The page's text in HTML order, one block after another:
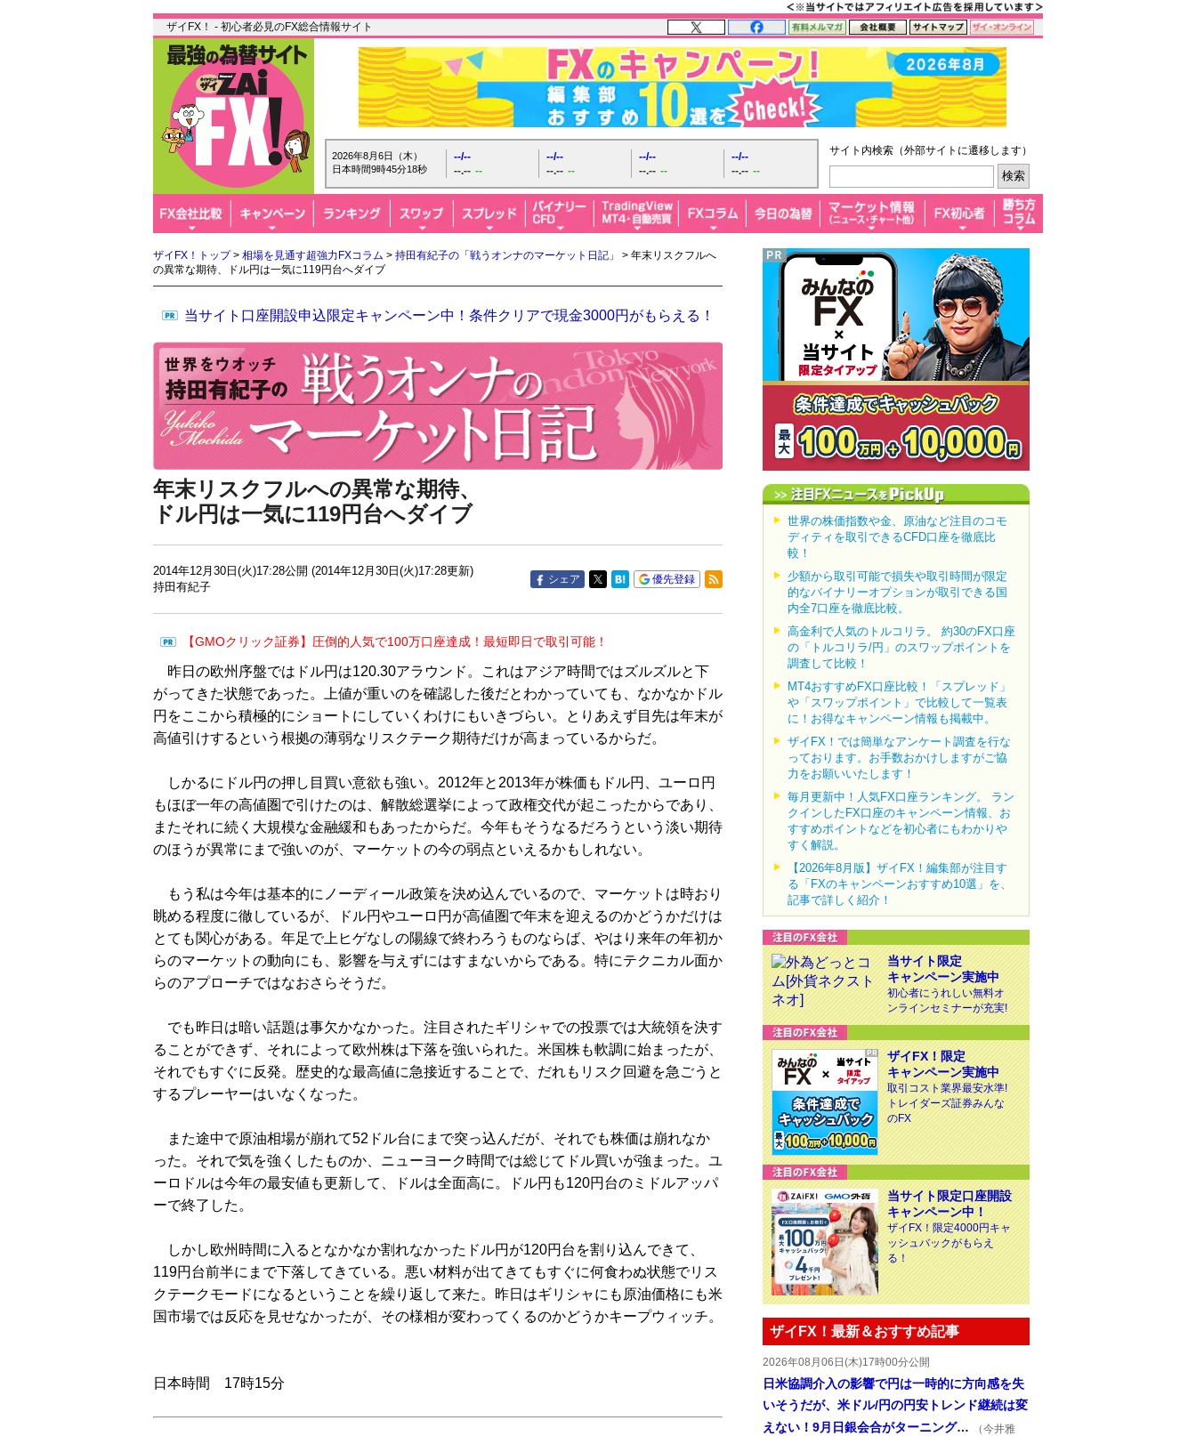
ザイFX！ - 初心者必見のFX総合情報サイト
2026年8月6日（木）
日本時間9時45分19秒
--/--
--.-- --
--/--
--.-- --
--/--
--.-- --
--/--
--.-- --
サイト内検索（外部サイトに遷移します）
ザイFX！トップ> 相場を見通す超強力FXコラム > 持田有紀子の「戦うオンナのマーケット日記」
> 年末リスクフルへ
の異常な期待、ドル円は一気に119円台へダイブ
当サイト口座開設申込限定キャンペーン中！条件クリアで現金3000円がもらえる！
年末リスクフルへの異常な期待、
ドル円は一気に119円台へダイブ
2014年12月30日(火)17:28公開 (2014年12月30日(火)17:28更新)
持田有紀子
シェア 優先登録
【GMOクリック証券】圧倒的人気で100万口座達成！最短即日で取引可能！
昨日の欧州序盤ではドル円は120.30アラウンド。これはアジア時間ではズルズルと下
がってきた状態であった。上値が重いのを確認した後だとわかっていても、なかなかドル
円をここから積極的にショートにしていくわけにもいきづらい。とりあえず目先は年末が
高値引けするという根拠の薄弱なリスクテーク期待だけが高まっているからだ。
しかるにドル円の押し目買い意欲も強い。2012年と2013年が株価もドル円、ユーロ円
もほぼ一年の高値圏で引けたのは、解散総選挙によって政権交代が起こったからであり、
またそれに続く大規模な金融緩和もあったからだ。今年もそうなるだろうという淡い期待
のほうが異常にまで強いのが、マーケットの今の弱点といえるかもしれない。
もう私は今年は基本的にノーディール政策を決め込んでいるので、マーケットは時おり
眺める程度に徹しているが、ドル円やユーロ円が高値圏で年末を迎えるのかどうかだけは
とても関心がある。年足で上ヒゲなしの陽線で終わろうものならば、やはり来年の年初か
らのマーケットの動向にも、影響を与えずにはすまないからである。特にテクニカル面か
らのアプローチではなおさらそうだ。
でも昨日は暗い話題は事欠かなかった。注目されたギリシャでの投票では大統領を決す
ることができず、それによって欧州株は下落を強いられた。米国株も軟調に始まったが、
それでもすぐに反発。歴史的な最高値に急接近することで、だれもリスク回避を急ごうと
するプレーヤーはいなくなった。
また途中で原油相場が崩れて52ドル台にまで突っ込んだが、それでも株価は崩れなか
った。それで気を強くしたものか、ニューヨーク時間では総じてドル買いが強まった。ユ
ーロドルは今年の最安値も更新して、ドルは全面高に。ドル円も120円台のミドルアッパ
ーで終了した。
しかし欧州時間に入るとなかなか割れなかったドル円が120円台を割り込んできて、
119円台前半にまで下落してきている。悪い材料が出てきてもすぐに何食わぬ状態でリス
クテークモードになるということを繰り返して来た。昨日はギリシャにも原油価格にも米
国市場では反応を見せなかったが、その様相が変わってくるのかどうかキープウィッチ。
日本時間 17時15分
世界の株価指数や金、原油など注目のコモ
ディティを取引できるCFD口座を徹底比
較！
少額から取引可能で損失や取引時間が限定
的なバイナリーオプションが取引できる国
内全7口座を徹底比較。
高金利で人気のトルコリラ。 約30のFX口座
の「トルコリラ/円」のスワップポイントを
調査して比較！
MT4おすすめFX口座比較！「スプレッド」
や「スワップポイント」で比較して一覧表
に！お得なキャンペーン情報も掲載中。
ザイFX！では簡単なアンケート調査を行な
っております。お手数おかけしますがご協
力をお願いいたします！
毎月更新中！人気FX口座ランキング。 ラン
クインしたFX口座のキャンペーン情報、お
すすめポイントなどを初心者にもわかりや
すく解説。
【2026年8月版】ザイFX！編集部が注目す
る「FXのキャンペーンおすすめ10選」を、
記事で詳しく紹介！
当サイト限定
キャンペーン実施中
初心者にうれしい無料オ
ンラインセミナーが充実!
ザイFX！限定
キャンペーン実施中
取引コスト業界最安水準!
トレイダーズ証券みんな
のFX
当サイト限定口座開設
キャンペーン中！
ザイFX！限定4000円キャ
ッシュバックがもらえ
る！
ザイFX！最新＆おすすめ記事
2026年08月06日(木)17時00分公開
日米協調介入の影響で円は一時的に方向感を失
いそうだが、米ドル/円の円安トレンド継続は変
えない！9月日銀会合がターニング…
（今井雅